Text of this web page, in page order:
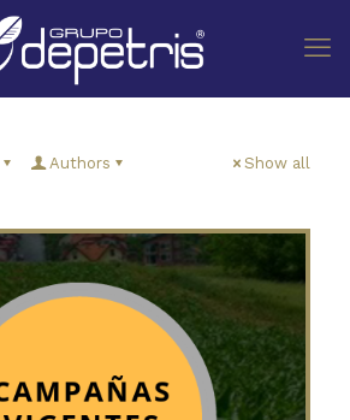
Authors Show all